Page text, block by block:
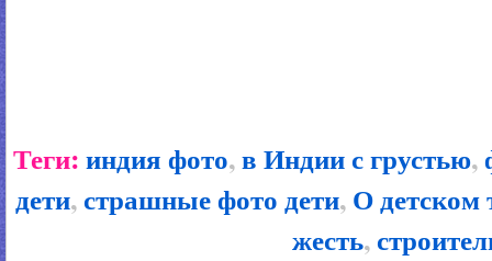
Теги: индия фото,в Индии с грустью,
дети,страшные фото дети,О детском
жесть,